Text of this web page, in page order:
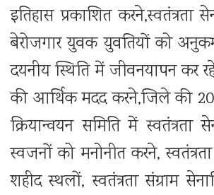
इतिहास प्रकाशित करने,स्वतंत्रता
बेरोजगार युवक युवतियों को
दयनीय स्थिति में जीवनयापन कर रहे
की आर्थिक मदद करने,जिले की 20
क्रियान्वयन समिति में स्वतंत्रता
स्वजनों को मनोनीत करने,
शहीद स्थलों, स्वतंत्रता संग्राम